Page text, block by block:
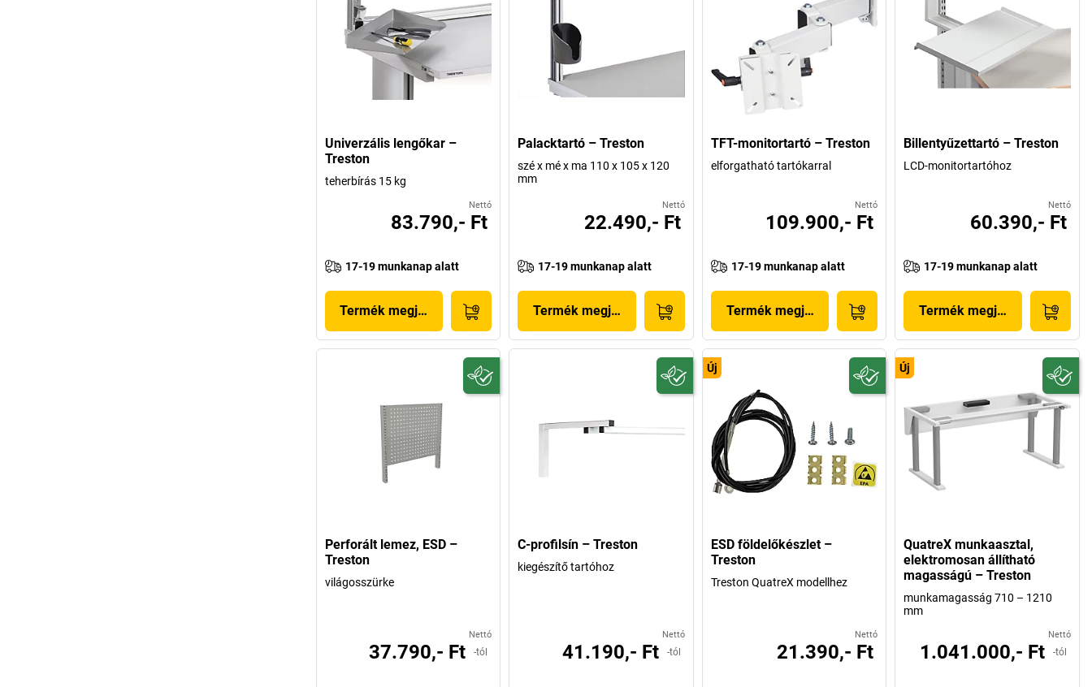
Univerzális lengőkar –
Treston
teherbírás 15 kg
Nettó
83.790,- Ft
17-19 munkanap alatt
Termék megjelenítése
Palacktartó – Treston
szé x mé x ma 110 x 105 x 120
mm
Nettó
22.490,- Ft
17-19 munkanap alatt
Termék megjelenítése
TFT-monitortartó – Treston
elforgatható tartókarral
Nettó
109.900,- Ft
17-19 munkanap alatt
Termék megjelenítése
Billentyűzettartó – Treston
LCD-monitortartóhoz
Nettó
60.390,- Ft
17-19 munkanap alatt
Termék megjelenítése
Perforált lemez, ESD –
Treston
világosszürke
Nettó
37.790,- Ft -tól
C-profilsín – Treston
kiegészítő tartóhoz
Nettó
41.190,- Ft -tól
Új
ESD földelőkészlet –
Treston
Treston QuatreX modellhez
Nettó
21.390,- Ft
Új
QuatreX munkaasztal,
elektromosan állítható
magasságú – Treston
munkamagasság 710 – 1210
mm
Nettó
1.041.000,- Ft -tól